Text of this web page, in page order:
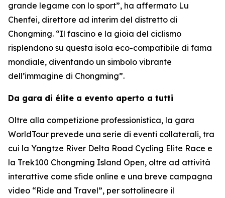
grande legame con lo sport”, ha affermato Lu
Chenfei, direttore ad interim del distretto di
Chongming. “Il fascino e la gioia del ciclismo
risplendono su questa isola eco-compatibile di fama
mondiale, diventando un simbolo vibrante
dell’immagine di Chongming”.
Da gara di élite a evento aperto a tutti
Oltre alla competizione professionistica, la gara
WorldTour prevede una serie di eventi collaterali, tra
cui la Yangtze River Delta Road Cycling Elite Race e
la Trek100 Chongming Island Open, oltre ad attività
interattive come sfide online e una breve campagna
video “Ride and Travel”, per sottolineare il